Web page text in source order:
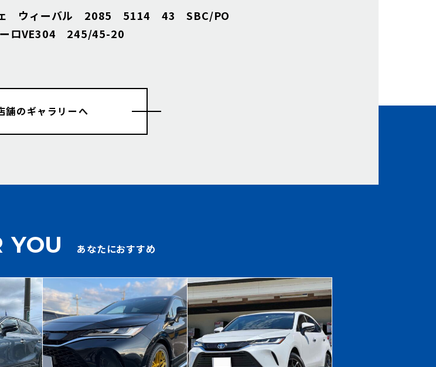
ェ ウィーバル 2085 5114 43 SBC/PO
ロVE304 245/45-20
舗のギャラリーへ
YOU あなたにおすすめ